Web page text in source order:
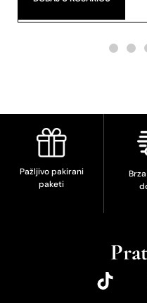
Pažljivo pakirani
paketi